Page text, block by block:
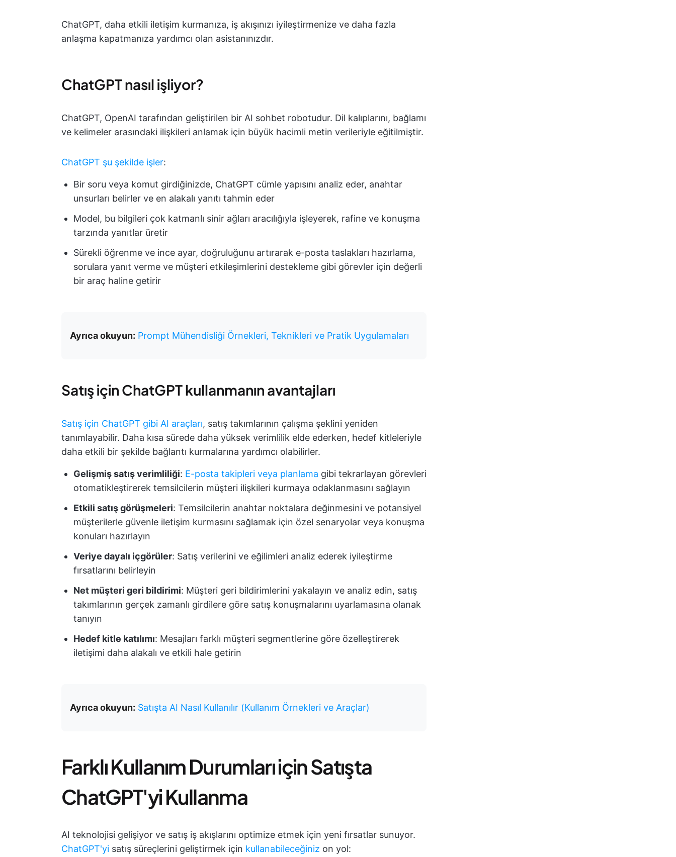
ChatGPT, daha etkili iletişim kurmanıza, iş akışınızı iyileştirmenize ve daha fazla
anlaşma kapatmanıza yardımcı olan asistanınızdır.
ChatGPT nasıl işliyor?
ChatGPT, OpenAI tarafından geliştirilen bir AI sohbet robotudur. Dil kalıplarını, bağlamı
ve kelimeler arasındaki ilişkileri anlamak için büyük hacimli metin verileriyle eğitilmiştir.
ChatGPT şu şekilde işler:
Bir soru veya komut girdiğinizde, ChatGPT cümle yapısını analiz eder, anahtar
unsurları belirler ve en alakalı yanıtı tahmin eder
Model, bu bilgileri çok katmanlı sinir ağları aracılığıyla işleyerek, rafine ve konuşma
tarzında yanıtlar üretir
Sürekli öğrenme ve ince ayar, doğruluğunu artırarak e-posta taslakları hazırlama,
sorulara yanıt verme ve müşteri etkileşimlerini destekleme gibi görevler için değerli
bir araç haline getirir
Ayrıca okuyun: Prompt Mühendisliği Örnekleri, Teknikleri ve Pratik Uygulamaları
Satış için ChatGPT kullanmanın avantajları
Satış için ChatGPT gibi AI araçları, satış takımlarının çalışma şeklini yeniden
tanımlayabilir. Daha kısa sürede daha yüksek verimlilik elde ederken, hedef kitleleriyle
daha etkili bir şekilde bağlantı kurmalarına yardımcı olabilirler.
Gelişmiş satış verimliliği: E-posta takipleri veya planlama gibi tekrarlayan görevleri
otomatikleştirerek temsilcilerin müşteri ilişkileri kurmaya odaklanmasını sağlayın
Etkili satış görüşmeleri: Temsilcilerin anahtar noktalara değinmesini ve potansiyel
müşterilerle güvenle iletişim kurmasını sağlamak için özel senaryolar veya konuşma
konuları hazırlayın
Veriye dayalı içgörüler: Satış verilerini ve eğilimleri analiz ederek iyileştirme
fırsatlarını belirleyin
Net müşteri geri bildirimi: Müşteri geri bildirimlerini yakalayın ve analiz edin, satış
takımlarının gerçek zamanlı girdilere göre satış konuşmalarını uyarlamasına olanak
tanıyın
Hedef kitle katılımı: Mesajları farklı müşteri segmentlerine göre özelleştirerek
iletişimi daha alakalı ve etkili hale getirin
Ayrıca okuyun: Satışta AI Nasıl Kullanılır (Kullanım Örnekleri ve Araçlar)
Farklı Kullanım Durumları için Satışta
ChatGPT'yi Kullanma
AI teknolojisi gelişiyor ve satış iş akışlarını optimize etmek için yeni fırsatlar sunuyor.
ChatGPT'yi satış süreçlerini geliştirmek için kullanabileceğiniz on yol: